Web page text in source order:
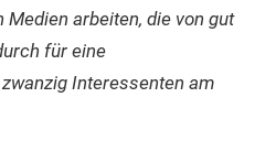
arbeiten, die von gut
für eine
Interessenten am